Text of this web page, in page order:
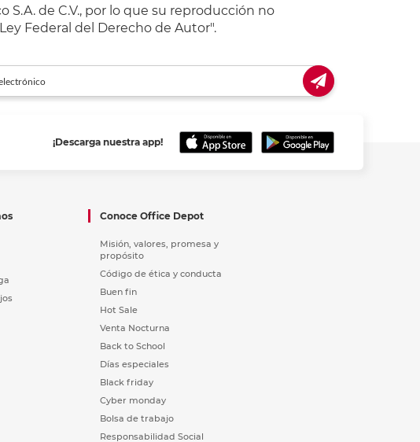
de C.V., por lo que su reproducción no
Federal del Derecho de Autor".
¡Descarga nuestra app!
Conoce Office Depot
Misión, valores, promesa y
propósito
Código de ética y conducta
Buen fin
Hot Sale
Venta Nocturna
Back to School
Días especiales
Black friday
Cyber monday
Bolsa de trabajo
Responsabilidad Social